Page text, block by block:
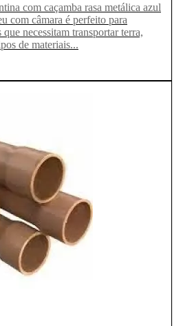
com caçamba rasa metálica azul
com câmara é perfeito para
necessitam transportar terra,
de materiais...